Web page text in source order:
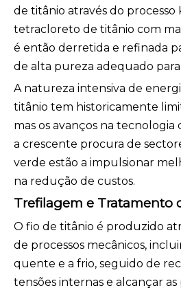
de titânio através do
tetracloreto de titânio com
é então derretida e refinada
de alta pureza adequado
A natureza intensiva de
titânio tem historicamente
mas os avanços na tecnologia
a crescente procura de
verde estão a impulsionar
na redução de custos.
Trefilagem e Tratamento
O fio de titânio é produzido
de processos mecânicos,
quente e a frio, seguido de
tensões internas e alcançar